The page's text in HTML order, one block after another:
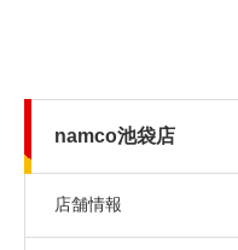
namco池袋店
店舗情報